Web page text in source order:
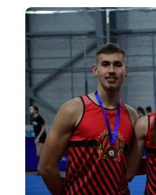
SLOBODA
–
TEHNOGRAD
TUZLA
USPJEŠNO
OTVORIO
SEZONU
NA
OTVORENOM
PRVENSTVU
BEOGRADA